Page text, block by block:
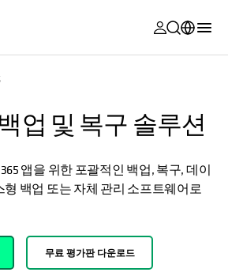
opens in a
opens in a
Alta
opens in a
지원
opens in a
제품 설명서
opens in a
opens in a
opens in a
opens in a
Deutsch (Germany)
Français (France)
日本語 (Japan)
Español (Spain)
백업 및 복구 솔루션
앱을 위한 포괄적인 백업, 복구, 데이
백업 또는 자체 관리 소프트웨어로
TAB
무료 평가판 다운로드